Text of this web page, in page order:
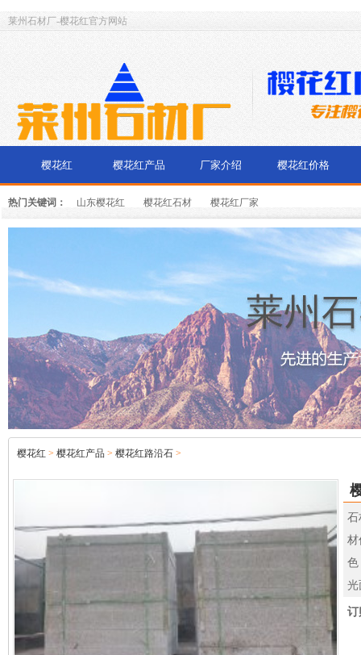
莱州石材厂-樱花红官方网站
樱花红 樱花红产品 厂家介绍 樱花红价格
热门关键词： 山东樱花红 樱花红石材 樱花红厂家
樱花红 > 樱花红产品 > 樱花红路沿石 >
石
材
色
光
订